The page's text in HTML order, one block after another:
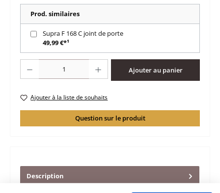
Prod. similaires
Supra F 168 C joint de porte
49,99 €*¹
Ajouter au panier
Ajouter à la liste de souhaits
Question sur le produit
Description